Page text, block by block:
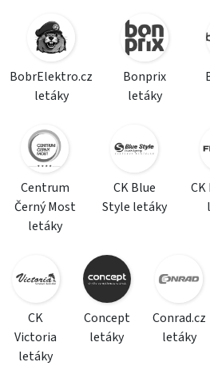
BobrElektro.cz
letáky
Bonprix
letáky
Centrum
Černý Most
letáky
CK Blue
Style letáky
CK
CK
Victoria
letáky
Concept
letáky
Conrad.cz
letáky